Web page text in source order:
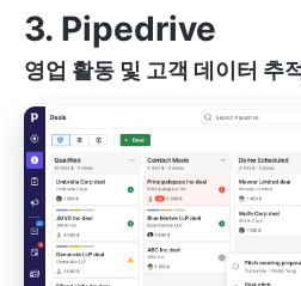
3. Pipedrive
영업 활동 및 고객 데이터 추